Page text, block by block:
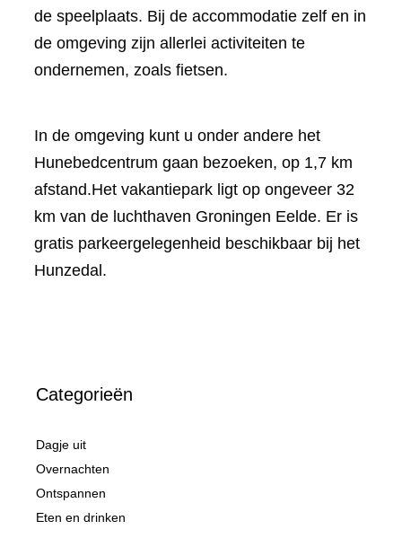
de speelplaats. Bij de accommodatie zelf en in
de omgeving zijn allerlei activiteiten te
ondernemen, zoals fietsen.
In de omgeving kunt u onder andere het
Hunebedcentrum gaan bezoeken, op 1,7 km
afstand.Het vakantiepark ligt op ongeveer 32
km van de luchthaven Groningen Eelde. Er is
gratis parkeergelegenheid beschikbaar bij het
Hunzedal.
Categorieën
Dagje uit
Overnachten
Ontspannen
Eten en drinken